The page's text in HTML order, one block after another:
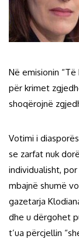
Në emisionin
për krimet
shoqërojnë
Votimi i
se zarfat nuk
individualisht,
mbajnë shumë
gazetarja
dhe u dërgohet
t’ua përcjellin